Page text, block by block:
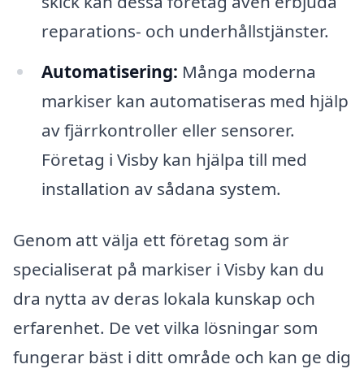
reparations- och underhållstjänster.
Automatisering: Många moderna
markiser kan automatiseras med hjälp
av fjärrkontroller eller sensorer.
Företag i Visby kan hjälpa till med
installation av sådana system.
Genom att välja ett företag som är
specialiserat på markiser i Visby kan du
dra nytta av deras lokala kunskap och
erfarenhet. De vet vilka lösningar som
fungerar bäst i ditt område och kan ge dig